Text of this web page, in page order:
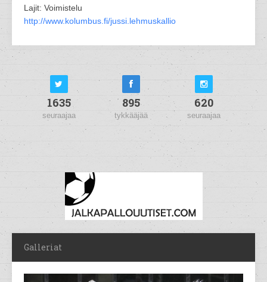
Lajit: Voimistelu
http://www.kolumbus.fi/jussi.lehmuskallio
1635
seuraajaa
895
tykkääjää
620
seuraajaa
Galleriat